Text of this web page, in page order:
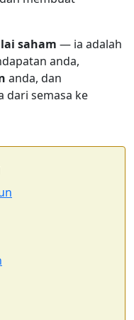
saham — ia adalah
anda,
anda, dan
dari semasa ke